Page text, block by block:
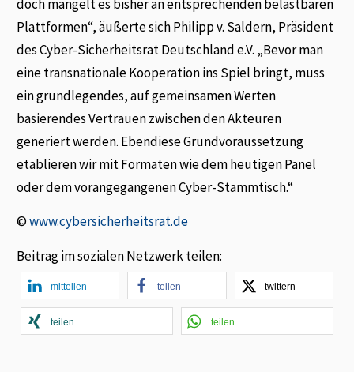
doch mangelt es bisher an entsprechenden belastbaren
Plattformen“, äußerte sich Philipp v. Saldern, Präsident
des Cyber-Sicherheitsrat Deutschland e.V. „Bevor man
eine transnationale Kooperation ins Spiel bringt, muss
ein grundlegendes, auf gemeinsamen Werten
basierendes Vertrauen zwischen den Akteuren
generiert werden. Ebendiese Grundvoraussetzung
etablieren wir mit Formaten wie dem heutigen Panel
oder dem vorangegangenen Cyber-Stammtisch.“
©www.cybersicherheitsrat.de
Beitrag im sozialen Netzwerk teilen:
mitteilen teilen twittern
teilen teilen